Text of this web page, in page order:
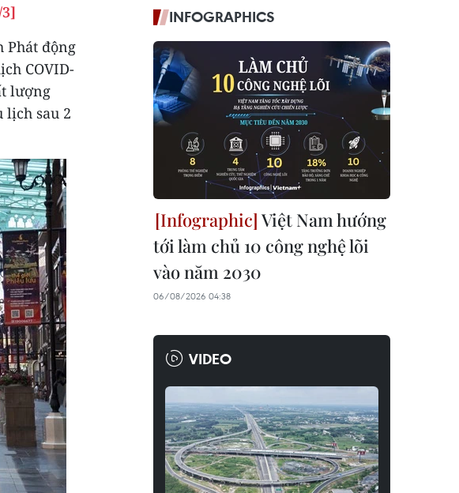
Phát động
COVID-
lượng
lịch sau 2
INFOGRAPHICS
Việt Nam hướng
tới làm chủ 10 công nghệ lõi
vào năm 2030
06/08/2026 04:38
VIDEO